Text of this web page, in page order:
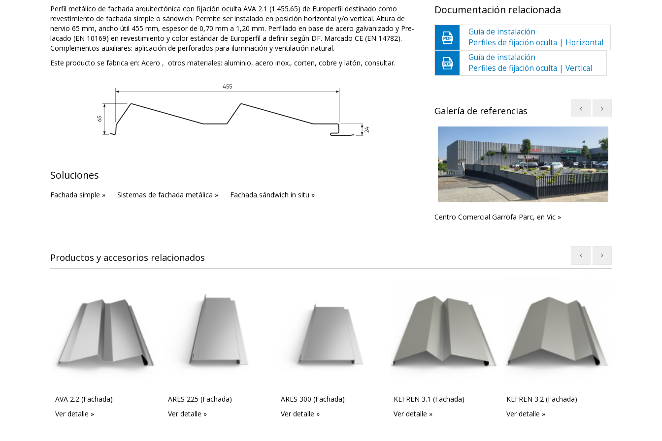
Perfil metálico de fachada arquitectónica con fijación oculta AVA 2.1 (1.455.65) de Europerfil destinado como
revestimiento de fachada simple o sándwich. Permite ser instalado en posición horizontal y/o vertical. Altura de
nervio 65 mm, ancho útil 455 mm, espesor de 0,70 mm a 1,20 mm. Perfilado en base de acero galvanizado y Pre-
lacado (EN 10169) en revestimiento y color estándar de Europerfil a definir según DF. Marcado CE (EN 14782).
Complementos auxiliares: aplicación de perforados para iluminación y ventilación natural.
Este producto se fabrica en: Acero , otros materiales: aluminio, acero inox., corten, cobre y latón, consultar.
Soluciones
Fachada simple » Sistemas de fachada metálica » Fachada sándwich in situ »
Documentación relacionada
Guía de instalación
Perfiles de fijación oculta | Horizontal
Guía de instalación
Perfiles de fijación oculta | Vertical
Galería de referencias
Centro Comercial Garrofa Parc, en Vic »
Productos y accesorios relacionados
AVA 2.2 (Fachada)
Ver detalle »
ARES 225 (Fachada)
Ver detalle »
ARES 300 (Fachada)
Ver detalle »
KEFREN 3.1 (Fachada)
Ver detalle »
KEFREN 3.2 (Fachada)
Ver detalle »